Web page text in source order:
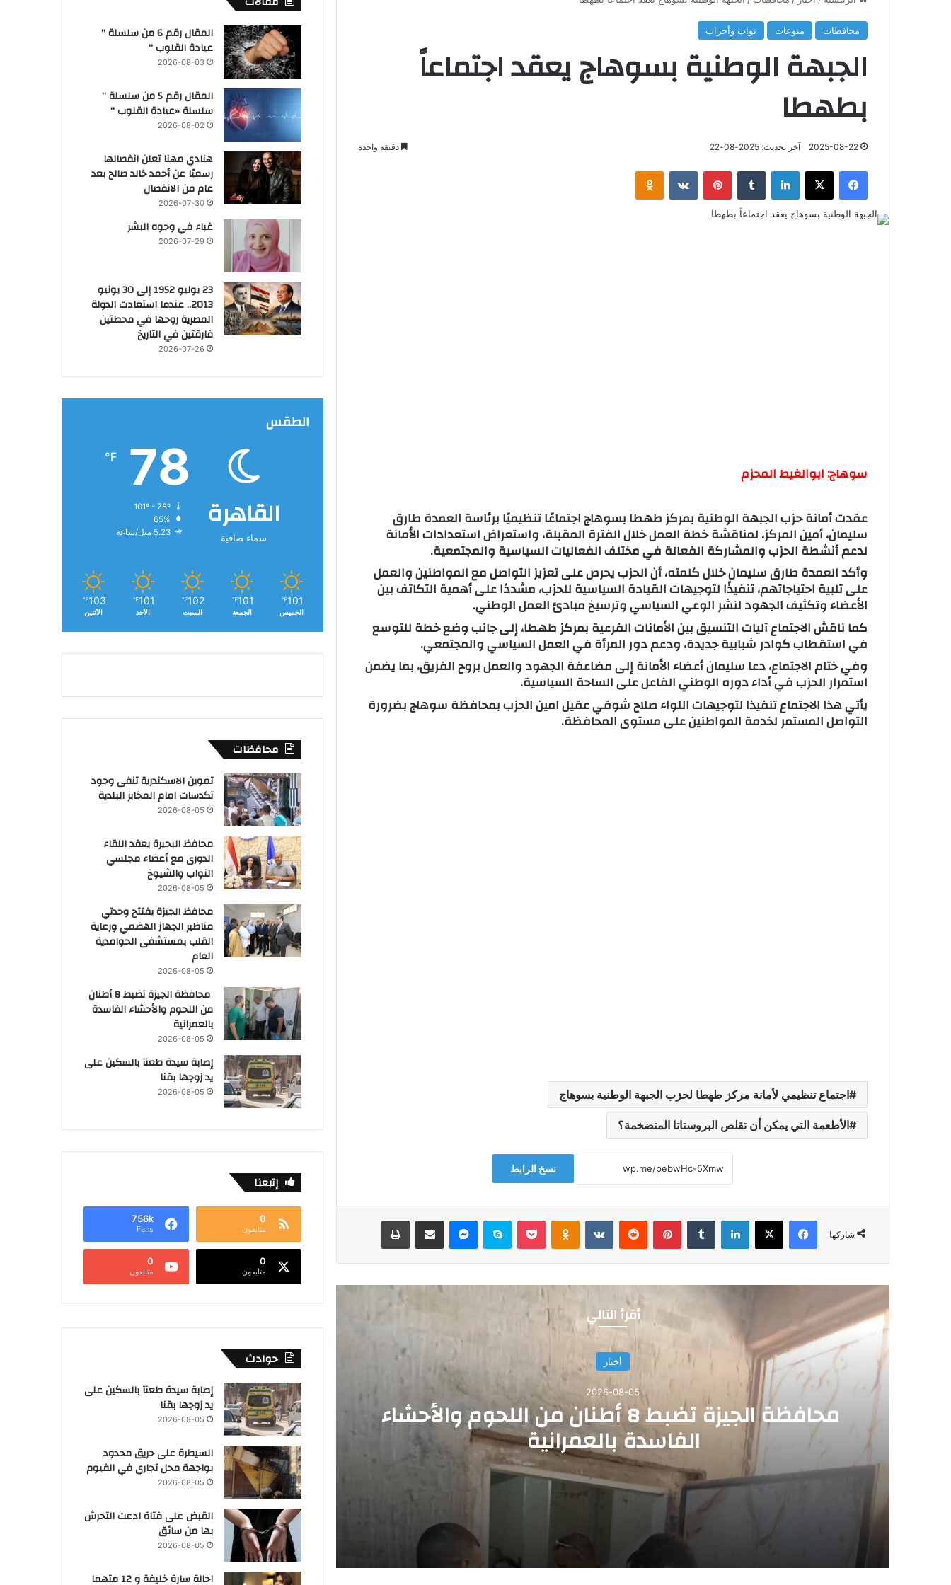
محافظات منوعات نواب وأحزاب
الجبهة الوطنية بسوهاج يعقد اجتماعاً
بطهطا
2025-08-22 آخر تحديث: 2025-08-22 دقيقة واحدة
فيسبوك لينكدإن بينتيريست
سوهاج: ابوالغيط المحزم
عقدت أمانة حزب الجبهة الوطنية بمركز طهطا بسوهاج اجتماعًا تنظيميًا برئاسة العمدة طارق
سليمان، أمين المركز، لمناقشة خطة العمل خلال الفترة المقبلة، واستعراض استعدادات الأمانة
لدعم أنشطة الحزب والمشاركة الفعالة في مختلف الفعاليات السياسية والمجتمعية.
وأكد العمدة طارق سليمان خلال كلمته، أن الحزب يحرص على تعزيز التواصل مع المواطنين والعمل
على تلبية احتياجاتهم، تنفيذًا لتوجيهات القيادة السياسية للحزب، مشددًا على أهمية التكاتف بين
الأعضاء وتكثيف الجهود لنشر الوعي السياسي وترسيخ مبادئ العمل الوطني.
كما ناقش الاجتماع آليات التنسيق بين الأمانات الفرعية بمركز طهطا، إلى جانب وضع خطة للتوسع
في استقطاب كوادر شبابية جديدة، ودعم دور المرأة في العمل السياسي والمجتمعي.
وفي ختام الاجتماع، دعا سليمان أعضاء الأمانة إلى مضاعفة الجهود والعمل بروح الفريق، بما يضمن
استمرار الحزب في أداء دوره الوطني الفاعل على الساحة السياسية.
يأتي هذا الاجتماع تنفيذا لتوجيهات اللواء صلاح شوقي عقيل امين الحزب بمحافظة سوهاج بضرورة
التواصل المستمر لخدمة المواطنين على مستوى المحافظة.
اجتماع تنظيمي لأمانة مركز طهطا لحزب الجبهة الوطنية بسوهاج
الأطعمة التي يمكن أن تقلص البروستاتا المتضخمة؟
نسخ الرابط
شاركها
فيسبوك لينكدإن بينتيريست سكايب
أقرأ التالي
أخبار
2026-08-05
محافظة الجيزة تضبط 8 أطنان من اللحوم والأحشاء
الفاسدة بالعمرانية
محافظة الجيزة تضبط 8 أطنان من اللحوم والأحشاء الفاسدة بالعمرانية
المقال رقم 6 من سلسلة ”
عيادة القلوب “
2026-08-03
المقال رقم 5 من سلسلة ”
سلسلة «عيادة القلوب “
2026-08-02
هنادي مهنا تعلن انفصالها
رسميًا عن أحمد خالد صالح بعد
عام من الانفصال
2026-07-30
غباء في وجوه البشر
2026-07-29
23 يوليو 1952 إلى 30 يونيو
2013.. عندما استعادت الدولة
المصرية روحها في محطتين
فارقتين في التاريخ
2026-07-26
الطقس
القاهرة
سماء صافية
78
℉
65%
5.23 ميل/ساعة
101
℉
الخميس
101
℉
الجمعة
102
℉
السبت
101
℉
الأحد
103
℉
الأثنين
محافظات
تموين الاسكندرية تنفى وجود
تكدسات امام المخابز البلدية
2026-08-05
محافظ البحيرة يعقد اللقاء
الدورى مع أعضاء مجلسي
النواب والشيوخ
2026-08-05
محافظ الجيزة يفتتح وحدتي
مناظير الجهاز الهضمي ورعاية
القلب بمستشفى الحوامدية
العام
2026-08-05
محافظة الجيزة تضبط 8 أطنان
من اللحوم والأحشاء الفاسدة
بالعمرانية
2026-08-05
إصابة سيدة طعنآ بالسكين على
يد زوجها بقنا
2026-08-05
إتبعنا
0
متابعون
756k
Fans
0
متابعون
0
متابعون
حوادث
إصابة سيدة طعنآ بالسكين على
يد زوجها بقنا
2026-08-05
السيطرة على حريق محدود
بواجهة محل تجاري في الفيوم
2026-08-05
القبض على فتاة ادعت التحرش
بها من سائق
2026-08-05
احالة سارة خليفة و 12 متهما